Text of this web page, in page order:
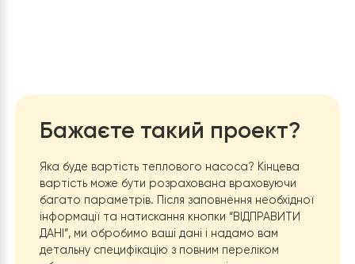
теплообмінник, фанкойл прогріває вітальню чи
студію набагато швидше, ніж будь-який радіатор.
Звичайні кондиціонери часто є енергозатратними в
режимі нагріву при морозах. Тепловий насосRaymer
RAY-15DS2-EVI спеціально розроблений для роботи
низьких температурах (технологія EVI). Коли він